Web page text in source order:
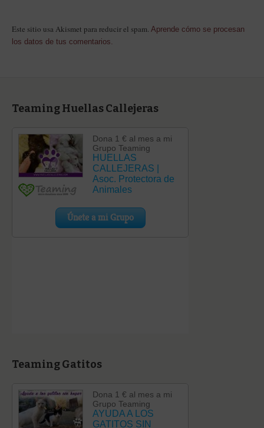
Este sitio usa Akismet para reducir el spam. Aprende cómo se procesan
los datos de tus comentarios.
Teaming Huellas Callejeras
Teaming Gatitos